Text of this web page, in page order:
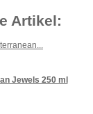
Artikel:
Jewels 250 ml